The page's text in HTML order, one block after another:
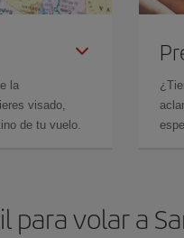
la
visado,
de tu vuelo.
volar a